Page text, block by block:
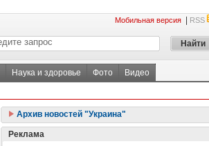
Мобильная версия RSS
Наука и здоровье Фото
Видео
Архив новостей "Украина"
Реклама